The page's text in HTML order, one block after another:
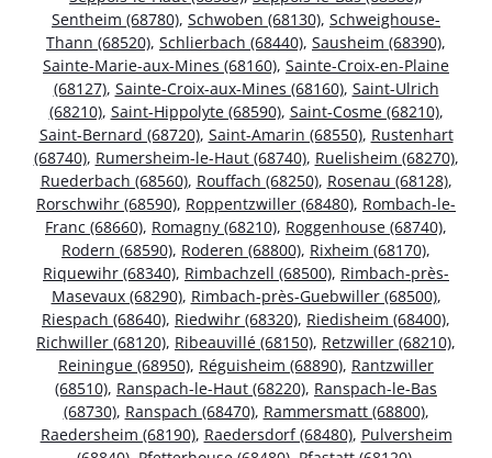
Sentheim (68780), Schwoben (68130), Schweighouse-
Thann (68520), Schlierbach (68440), Sausheim (68390),
Sainte-Marie-aux-Mines (68160), Sainte-Croix-en-Plaine
(68127), Sainte-Croix-aux-Mines (68160), Saint-Ulrich
(68210), Saint-Hippolyte (68590), Saint-Cosme (68210),
Saint-Bernard (68720), Saint-Amarin (68550), Rustenhart
(68740), Rumersheim-le-Haut (68740), Ruelisheim (68270),
Ruederbach (68560), Rouffach (68250), Rosenau (68128),
Rorschwihr (68590), Roppentzwiller (68480), Rombach-le-
Franc (68660), Romagny (68210), Roggenhouse (68740),
Rodern (68590), Roderen (68800), Rixheim (68170),
Riquewihr (68340), Rimbachzell (68500), Rimbach-près-
Masevaux (68290), Rimbach-près-Guebwiller (68500),
Riespach (68640), Riedwihr (68320), Riedisheim (68400),
Richwiller (68120), Ribeauvillé (68150), Retzwiller (68210),
Reiningue (68950), Réguisheim (68890), Rantzwiller
(68510), Ranspach-le-Haut (68220), Ranspach-le-Bas
(68730), Ranspach (68470), Rammersmatt (68800),
Raedersheim (68190), Raedersdorf (68480), Pulversheim